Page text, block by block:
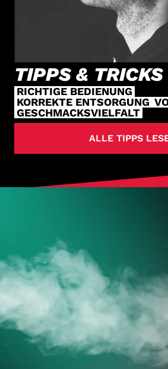
TIPPS & TRICKS
RICHTIGE BEDIENUNG
KORREKTE ENTSORGUNG
GESCHMACKSVIELFALT
ALLE TIPPS
DEINE
JETZT ZUM